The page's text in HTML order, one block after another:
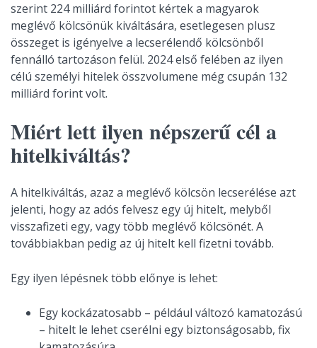
szerint 224 milliárd forintot kértek a magyarok
meglévő kölcsönük kiváltására, esetlegesen plusz
összeget is igényelve a lecserélendő kölcsönből
fennálló tartozáson felül. 2024 első felében az ilyen
célú személyi hitelek összvolumene még csupán 132
milliárd forint volt.
Miért lett ilyen népszerű cél a
hitelkiváltás?
A hitelkiváltás, azaz a meglévő kölcsön lecserélése azt
jelenti, hogy az adós felvesz egy új hitelt, melyből
visszafizeti egy, vagy több meglévő kölcsönét. A
továbbiakban pedig az új hitelt kell fizetni tovább.
Egy ilyen lépésnek több előnye is lehet:
Egy kockázatosabb – például változó kamatozású
– hitelt le lehet cserélni egy biztonságosabb, fix